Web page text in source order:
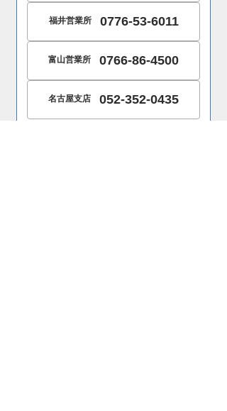
福井営業所 0776-53-6011
富山営業所 0766-86-4500
名古屋支店 052-352-0435